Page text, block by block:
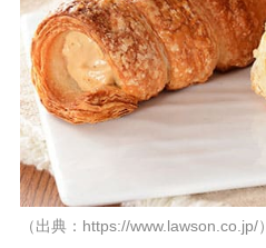
（出典：https://www.lawson.co.jp/）